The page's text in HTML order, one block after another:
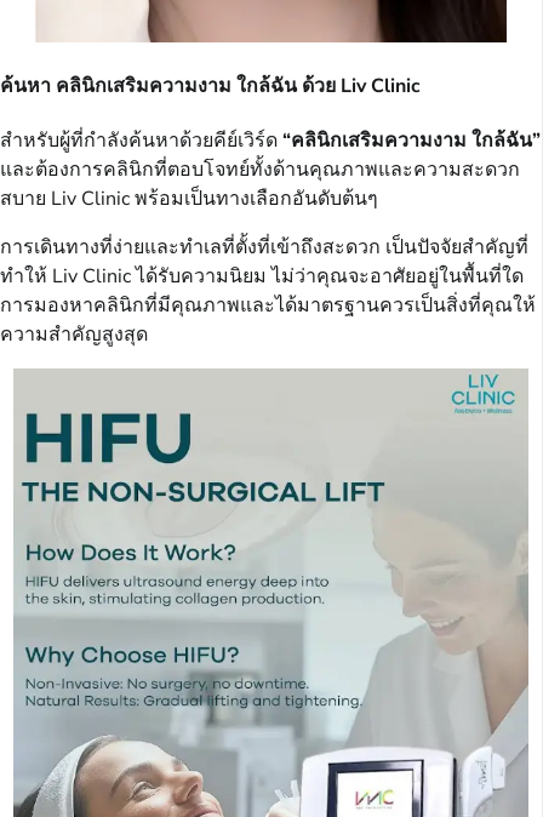
ค้นหา คลินิกเสริมความงาม ใกล้ฉัน ด้วย Liv Clinic
สำหรับผู้ที่กำลังค้นหาด้วยคีย์เวิร์ด“คลินิกเสริมความงาม ใกล้ฉัน”
และต้องการคลินิกที่ตอบโจทย์ทั้งด้านคุณภาพและความสะดวก
สบาย Liv Clinic พร้อมเป็นทางเลือกอันดับต้นๆ
การเดินทางที่ง่ายและทำเลที่ตั้งที่เข้าถึงสะดวก เป็นปัจจัยสำคัญที่
ทำให้ Liv Clinic ได้รับความนิยม ไม่ว่าคุณจะอาศัยอยู่ในพื้นที่ใด
การมองหาคลินิกที่มีคุณภาพและได้มาตรฐานควรเป็นสิ่งที่คุณให้
ความสำคัญสูงสุด